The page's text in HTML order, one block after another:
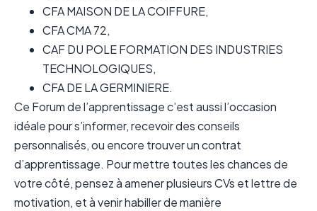
CFA MAISON DE LA COIFFURE,
CFA CMA 72,
CAF DU POLE FORMATION DES INDUSTRIES
TECHNOLOGIQUES,
CFA DE LA GERMINIERE.
Ce Forum de l’apprentissage c’est aussi l’occasion
idéale pour s’informer, recevoir des conseils
personnalisés, ou encore trouver un contrat
d’apprentissage. Pour mettre toutes les chances de
votre côté, pensez à amener plusieurs CVs et lettre de
motivation, et à venir habiller de manière